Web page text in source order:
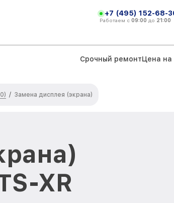
+7 (495) 152-68-
Работаем с 09:00 до 21:00
Срочный ремонтЦена на
/ Замена дисплея (экрана)
XR